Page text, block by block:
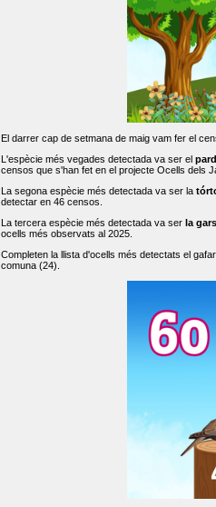
El darrer cap de setmana de maig vam fer el
L'espècie més vegades detectada va ser el
censos que s'han fet en el projecte Ocells dels
La segona espècie més detectada va ser la
detectar en 46 censos.
La tercera espècie més detectada va ser la
ocells més observats al 2025.
Completen la llista d'ocells més detectats el
comuna (24).